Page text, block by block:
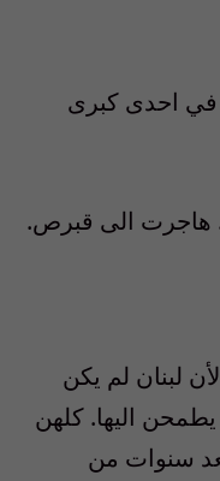
في احدى كبرى
هاجرت الى قبرص.
لبنان لم يكن
اليها. كلهن
سنوات من